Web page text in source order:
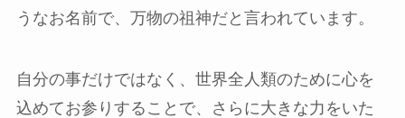
うなお名前で、万物の祖神だと言われています。
自分の事だけではなく、世界全人類のために心を
込めてお参りすることで、さらに大きな力をいた